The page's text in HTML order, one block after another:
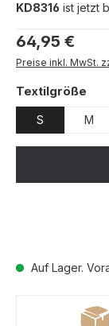
KD8316 ist jetzt
Regulärer Preis:
64,95 €
Preise inkl. MwSt.
Auf Lager.
Textilgröße
S M